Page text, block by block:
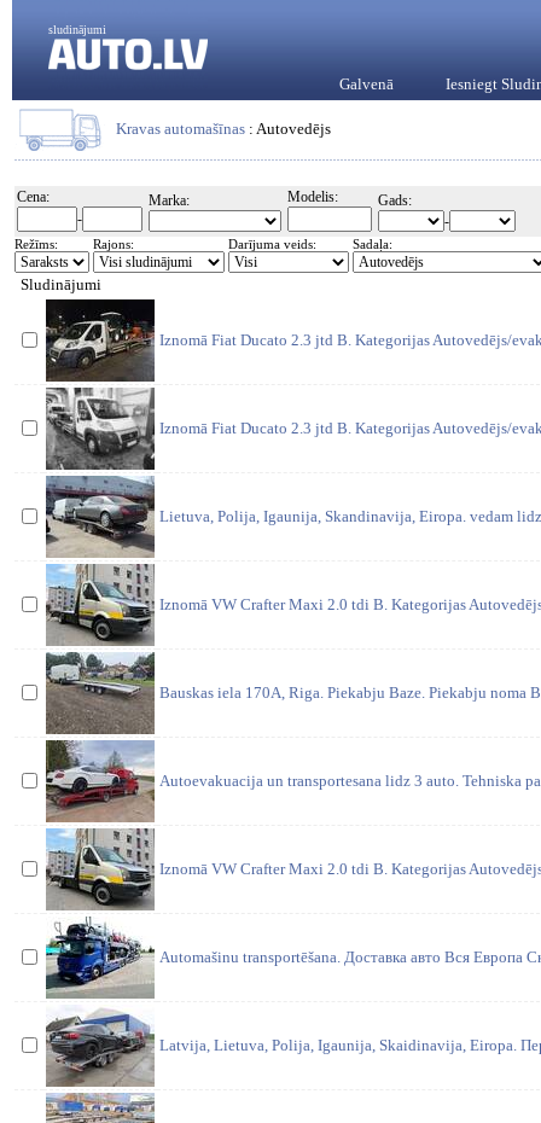
sludinājumi
Galvenā Iesniegt
Kravas automašīnas : Autovedējs
Cena:
-
Marka: Modelis:
Gads:
-
Režīms: Rajons: Darījuma veids: Sadaļa:
Sludinājumi
Iznomā Fiat Ducato 2.3 jtd B. Kategorijas Autovedējs/
Iznomā Fiat Ducato 2.3 jtd B. Kategorijas Autovedējs/
Lietuva, Polija, Igaunija, Skandinavija, Eiropa. vedam
Iznomā VW Crafter Maxi 2.0 tdi B. Kategorijas
Bauskas iela 170A, Riga. Piekabju Baze. Piekabju noma
Autoevakuacija un transportesana lidz 3 auto. Tehniska
Iznomā VW Crafter Maxi 2.0 tdi B. Kategorijas
Automašinu transportēšana. Доставка авто Вся Европа
Latvija, Lietuva, Polija, Igaunija, Skaidinavija, Eiropa.